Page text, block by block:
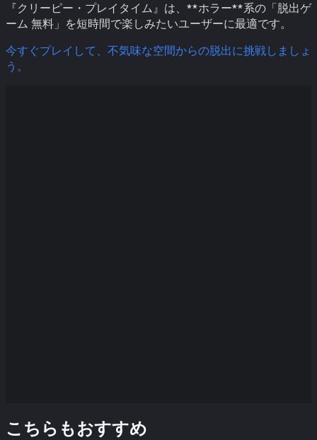
『クリーピー・プレイタイム』は、**ホラー**系の「脱出ゲ
ーム 無料」を短時間で楽しみたいユーザーに最適です。
今すぐプレイして、不気味な空間からの脱出に挑戦しましょ
う。
こちらもおすすめ